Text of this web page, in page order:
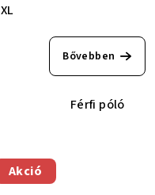
XL
Bővebben
Férfi póló
Akció